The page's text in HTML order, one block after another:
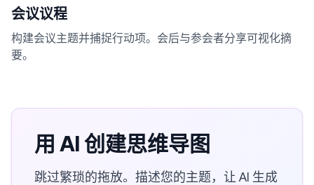
会议议程
构建会议主题并捕捉行动项。会后与参会者分享可视化摘
要。
用 AI 创建思维导图
跳过繁琐的拖放。描述您的主题，让 AI 生成